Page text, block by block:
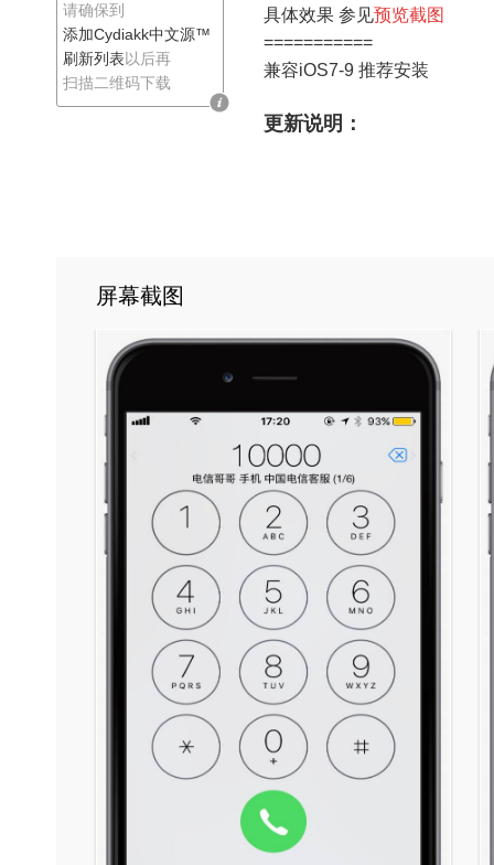
请确保到
添加Cydiakk中文源™
刷新列表 以后再
扫描二维码下载
具体效果 参见预览截图
===========
兼容iOS7-9 推荐安装
更新说明：
屏幕截图